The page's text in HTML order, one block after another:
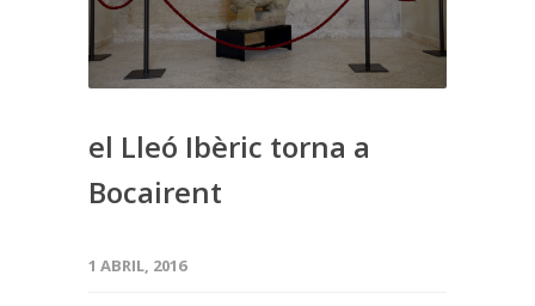
el Lleó Ibèric torna a
Bocairent
1 ABRIL, 2016